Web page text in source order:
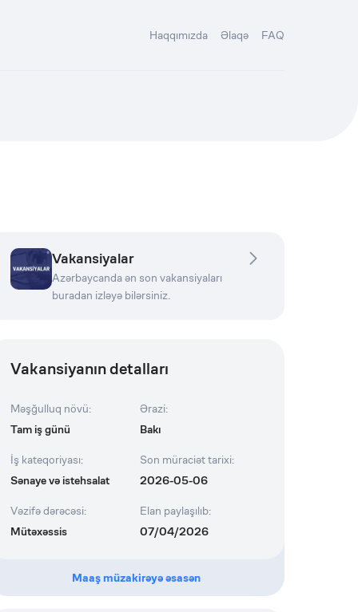
Haqqımızda Əlaqə FAQ
Vakansiyalar
Azərbaycanda ən son vakansiyaları
buradan izləyə bilərsiniz.
Vakansiyanın detalları
Məşğulluq növü:
Tam iş günü
Ərazi:
Bakı
İş kateqoriyası:
Sənaye və istehsalat
Son müraciət tarixi:
2026-05-06
Vəzifə dərəcəsi:
Mütəxəssis
Elan paylaşılıb:
07/04/2026
Maaş müzakirəyə əsasən